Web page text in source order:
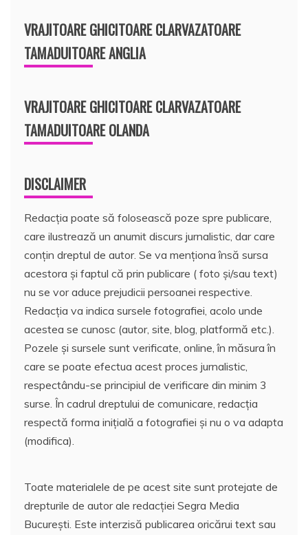
VRAJITOARE GHICITOARE CLARVAZATOARE
TAMADUITOARE ANGLIA
VRAJITOARE GHICITOARE CLARVAZATOARE
TAMADUITOARE OLANDA
DISCLAIMER
Redacția poate să folosească poze spre publicare,
care ilustrează un anumit discurs jurnalistic, dar care
conțin dreptul de autor. Se va menționa însă sursa
acestora și faptul că prin publicare ( foto și/sau text)
nu se vor aduce prejudicii persoanei respective.
Redacția va indica sursele fotografiei, acolo unde
acestea se cunosc (autor, site, blog, platformă etc.).
Pozele și sursele sunt verificate, online, în măsura în
care se poate efectua acest proces jurnalistic,
respectându-se principiul de verificare din minim 3
surse. În cadrul dreptului de comunicare, redacția
respectă forma inițială a fotografiei și nu o va adapta
(modifica).
Toate materialele de pe acest site sunt protejate de
drepturile de autor ale redacției Segra Media
București. Este interzisă publicarea oricărui text sau